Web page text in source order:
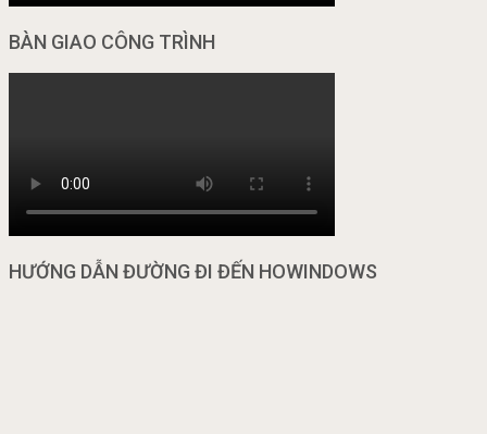
BÀN GIAO CÔNG TRÌNH
HƯỚNG DẪN ĐƯỜNG ĐI ĐẾN HOWINDOWS